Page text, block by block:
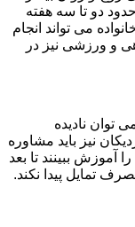
دو تا سه هفته
می تواند انجام
و ورزشی نیز در
توان نادیده
نیز باید مشاوره
آموزش ببینند تا بعد
تمایل پیدا نکند.